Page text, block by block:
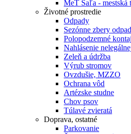
MeT Šaľa - mestská
Životné prostredie
Odpady
Sezónne zbery
Polopodzemné
Nahlásenie
Zeleň a údržba
Výrub stromov
Ovzdušie, MZZO
Ochrana vôd
Artézske studne
Chov psov
Túlavé zvieratá
Doprava, ostatné
Parkovanie